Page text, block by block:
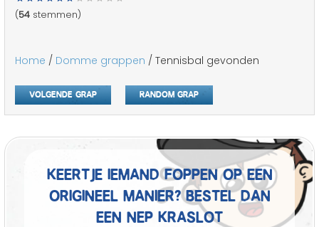
(54 stemmen)
Home / Domme grappen / Tennisbal gevonden
Volgende grap Random grap
Keertje iemand foppen op een
origineel manier? Bestel dan
een nep kraslot